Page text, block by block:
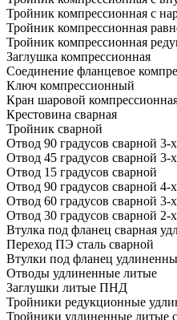
Тройник компрессионная с
Тройник компрессионная
Тройник компрессионная
Заглушка компрессионная
Соединение фланцевое
Ключ компрессионный
Кран шаровой
Крестовина сварная
Тройник сварной
Отвод 90 градусов сварной 3-
Отвод 45 градусов сварной 3-
Отвод 15 градусов сварной
Отвод 90 градусов сварной 4-
Отвод 60 градусов сварной 3-
Отвод 30 градусов сварной 2-
Втулка под фланец сварная
Переход ПЭ сталь сварной
Втулки под фланец
Отводы удлиненные литые
Заглушки литые ПНД
Тройники редукционные
Тройники удлиненные литые